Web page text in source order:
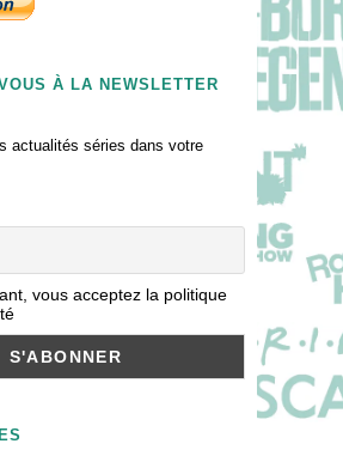
À LA NEWSLETTER
actualités séries dans votre
vous acceptez la politique